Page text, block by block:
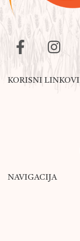
KORISNI LINKOVI
NAVIGACIJA